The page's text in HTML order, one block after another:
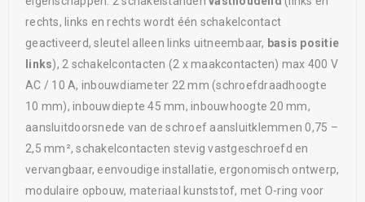
rechts, links en rechts wordt één schakelcontact
geactiveerd, sleutel alleen links uitneembaar, basis positie
links), 2 schakelcontacten (2 x maakcontacten) max 400 V
AC / 10 A, inbouwdiameter 22 mm (schroefdraadhoogte
10 mm), inbouwdiepte 45 mm, inbouwhoogte 20 mm,
aansluitdoorsnede van de schroef aansluitklemmen 0,75 –
2,5 mm², schakelcontacten stevig vastgeschroefd en
vervangbaar, eenvoudige installatie, ergonomisch ontwerp,
modulaire opbouw, materiaal kunststof, met O-ring voor